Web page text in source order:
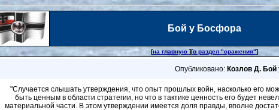
Бой у Босфора
[на главную ][в раздел "сражения"]
Опубликовано: Козлов Д.
"Случается слышать утверждения, что опыт прошлых войн, насколько его
быть ценным в области стратегии, но что в тактике ценность его будет
материальной части. В этом утверждении имеется доля правды, вполне